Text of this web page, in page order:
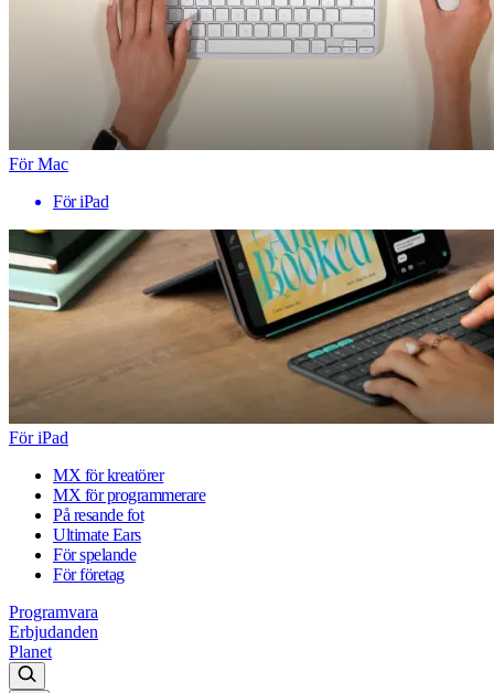
För Mac
För iPad
För iPad
MX för kreatörer
MX för programmerare
På resande fot
Ultimate Ears
För spelande
För företag
Programvara
Erbjudanden
Planet